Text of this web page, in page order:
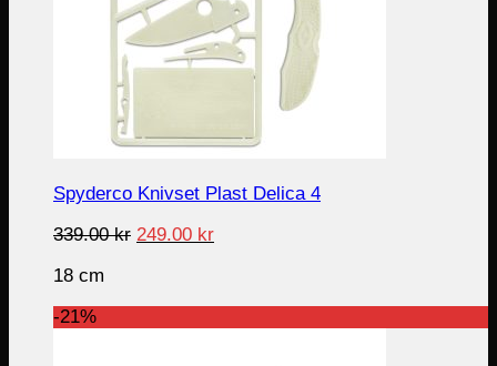
Spyderco Knivset Plast Delica 4
339.00kr Original
249.00 krCurrent
18 cm
-21%